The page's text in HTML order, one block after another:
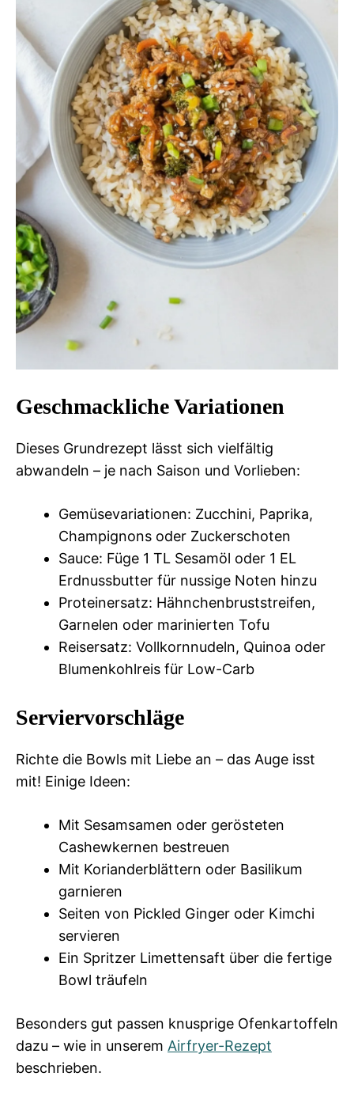
Geschmackliche Variationen
Dieses Grundrezept lässt sich vielfältig
abwandeln – je nach Saison und Vorlieben:
Gemüsevariationen: Zucchini, Paprika,
Champignons oder Zuckerschoten
Sauce: Füge 1 TL Sesamöl oder 1 EL
Erdnussbutter für nussige Noten hinzu
Proteinersatz: Hähnchenbruststreifen,
Garnelen oder marinierten Tofu
Reisersatz: Vollkornnudeln, Quinoa oder
Blumenkohlreis für Low-Carb
Serviervorschläge
Richte die Bowls mit Liebe an – das Auge isst
mit! Einige Ideen:
Mit Sesamsamen oder gerösteten
Cashewkernen bestreuen
Mit Korianderblättern oder Basilikum
garnieren
Seiten von Pickled Ginger oder Kimchi
servieren
Ein Spritzer Limettensaft über die fertige
Bowl träufeln
Besonders gut passen knusprige Ofenkartoffeln
dazu – wie in unserem Airfryer-Rezept
beschrieben.